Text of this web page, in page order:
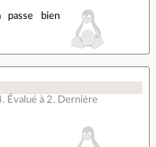
passe bien
. Évalué à 2. Dernière